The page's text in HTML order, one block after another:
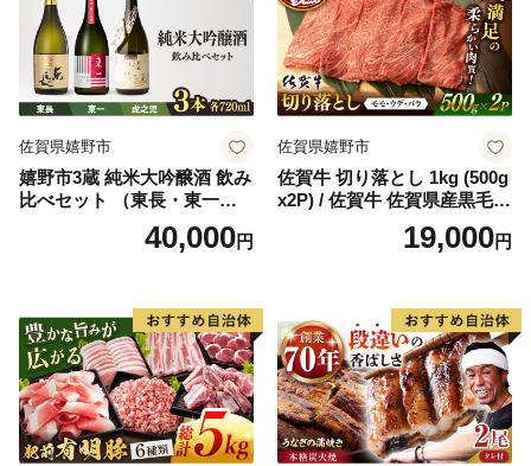
佐賀県嬉野市
嬉野市3蔵 純米大吟醸酒 飲み
比べセット （東長・東一・
虎之児） 720ml 3本 【嬉野酒
40,000円
佐賀県嬉野市
佐賀牛 切り落とし 1kg (500g
x2P) / 佐賀牛 佐賀県産黒毛和
牛 牛肉 切り落とし 切落し
【桑原畜産】 ［NAB027］
19,000円